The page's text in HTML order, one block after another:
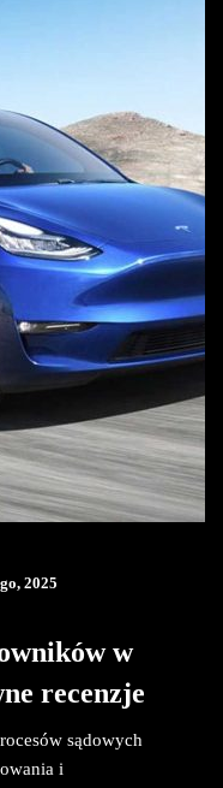
2025
w
recenzje
sądowych
i